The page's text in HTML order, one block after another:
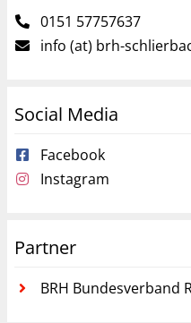
0151 57757637
info (at) brh-
Social Media
Facebook
Instagram
Partner
BRH Bundesverband